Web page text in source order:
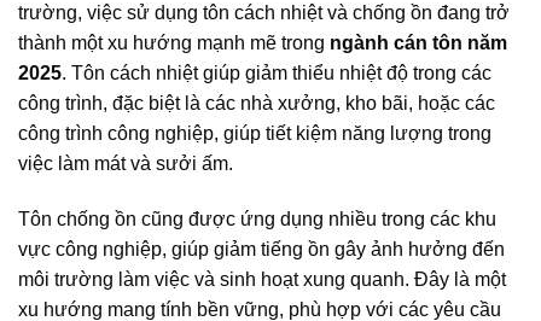
trường, việc sử dụng tôn cách nhiệt và chống ồn đang trở
thành một xu hướng mạnh mẽ trong ngành cán tôn năm
2025. Tôn cách nhiệt giúp giảm thiểu nhiệt độ trong các
công trình, đặc biệt là các nhà xưởng, kho bãi, hoặc các
công trình công nghiệp, giúp tiết kiệm năng lượng trong
việc làm mát và sưởi ấm.
Tôn chống ồn cũng được ứng dụng nhiều trong các khu
vực công nghiệp, giúp giảm tiếng ồn gây ảnh hưởng đến
môi trường làm việc và sinh hoạt xung quanh. Đây là một
xu hướng mang tính bền vững, phù hợp với các yêu cầu